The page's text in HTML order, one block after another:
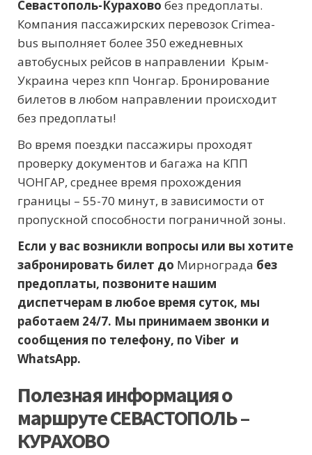
Севастополь-Курахово без предоплаты.
Компания пассажирских перевозок Crimea-
bus выполняет более 350 ежедневных
автобусных рейсов в направлении Крым-
Украина через кпп Чонгар. Бронирование
билетов в любом направлении происходит
без предоплаты!
Во время поездки пассажиры проходят
проверку документов и багажа на КПП
ЧОНГАР, среднее время прохождения
границы – 55-70 минут, в зависимости от
пропускной способности пограничной зоны.
Если у вас возникли вопросы или вы хотите
забронировать билет до Мирнограда без
предоплаты, позвоните нашим
диспетчерам в любое время суток, мы
работаем 24/7. Мы принимаем звонки и
сообщения по телефону, по Viber и
WhatsApp.
Полезная информация о
маршруте СЕВАСТОПОЛЬ –
КУРАХОВО